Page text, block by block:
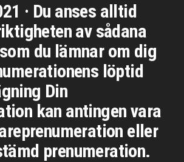
· Du anses alltid
av sådana
du lämnar om dig
löptid
Din
kan antingen vara
eller
prenumeration.